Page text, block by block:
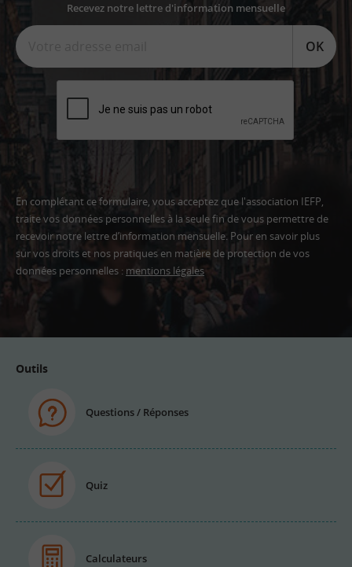
Recevez notre lettre d'information mensuelle
OK
En complétant ce formulaire, vous acceptez que l'association IEFP,
traite vos données personnelles à la seule fin de vous permettre de
recevoir notre lettre d’information mensuelle. Pour en savoir plus
sur vos droits et nos pratiques en matière de protection de vos
données personnelles : mentions légales
Outils
Questions / Réponses
Quiz
Calculateurs